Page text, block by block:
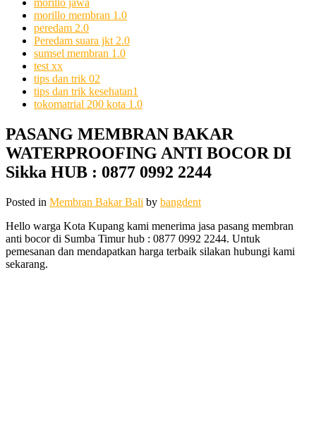
morillo jawa
morillo membran 1.0
peredam 2.0
Peredam suara jkt 2.0
sumsel membran 1.0
test xx
tips dan trik 02
tips dan trik kesehatan1
tokomatrial 200 kota 1.0
PASANG MEMBRAN BAKAR
WATERPROOFING ANTI BOCOR DI
Sikka HUB : 0877 0992 2244
Posted in Membran Bakar Bali by bangdent
Hello warga Kota Kupang kami menerima jasa pasang membran
anti bocor di Sumba Timur hub : 0877 0992 2244. Untuk
pemesanan dan mendapatkan harga terbaik silakan hubungi kami
sekarang.